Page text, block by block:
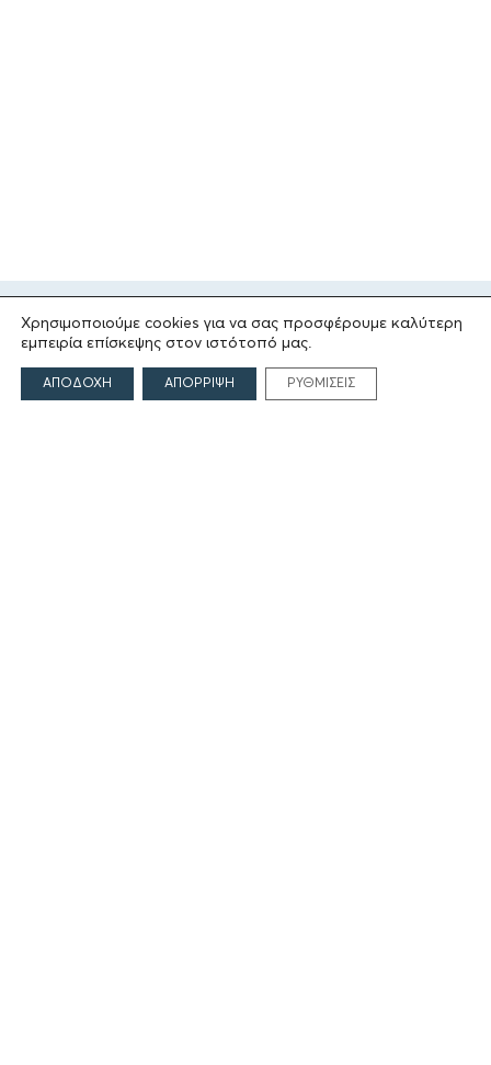
Χρησιμοποιούμε cookies για να σας προσφέρουμε καλύτερη
εμπειρία επίσκεψης στον ιστότοπό μας.
ΑΠΟΔΟΧΗ ΑΠΟΡΡΙΨΗ ΡΥΘΜΙΣΕΙΣ